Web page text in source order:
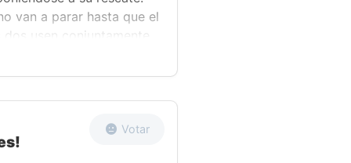
van a parar hasta que el
usen conjuntamente
Pokémon los distraen
Z nuevo.
héroes y Samina se
y Samina,
Votar